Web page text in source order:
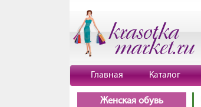
Главная Каталог
Женская обувь